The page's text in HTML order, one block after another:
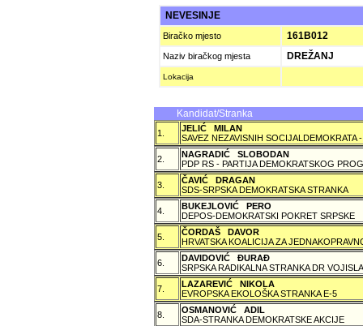
NEVESINJE
Biračko mjesto 161B012
Naziv biračkog mjesta DREŽANJ
Lokacija
Kandidat/Stranka
1.
JELIĆ MILAN
SAVEZ NEZAVISNIH SOCIJALDEMOKRATA
2.
NAGRADIĆ SLOBODAN
PDP RS - PARTIJA DEMOKRATSKOG
3.
ČAVIĆ DRAGAN
SDS-SRPSKA DEMOKRATSKA STRANKA
4.
BUKEJLOVIĆ PERO
DEPOS-DEMOKRATSKI POKRET SRPSKE
5.
ČORDAŠ DAVOR
HRVATSKA KOALICIJA ZA
6.
DAVIDOVIĆ ÐURAÐ
SRPSKA RADIKALNA STRANKA DR
7.
LAZAREVIĆ NIKOLA
EVROPSKA EKOLOŠKA STRANKA E-5
8.
OSMANOVIĆ ADIL
SDA-STRANKA DEMOKRATSKE AKCIJE